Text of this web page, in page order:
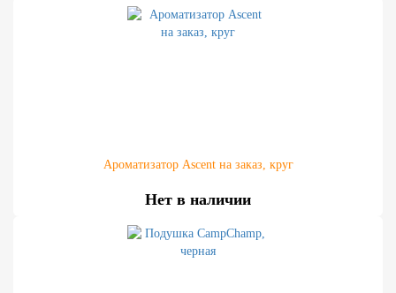
Ароматизатор Ascent на заказ, круг
Нет в наличии